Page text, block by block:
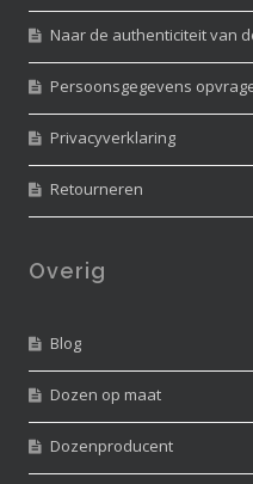
Naar de authenticiteit van
Persoonsgegevens
Privacyverklaring
Retourneren
Overig
Blog
Dozen op maat
Dozenproducent